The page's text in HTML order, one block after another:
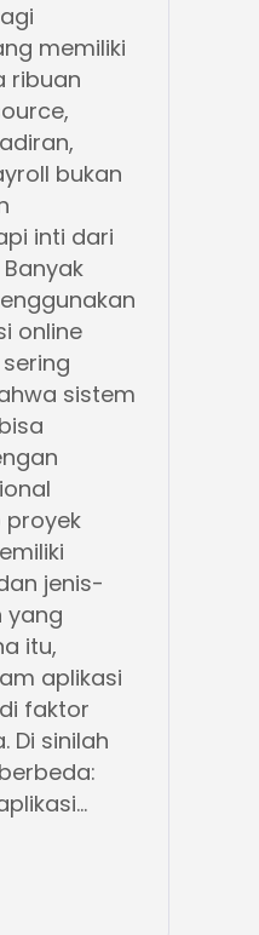
memiliki
ribuan
bukan
inti dari
online
sistem
proyek
jenis-
yang
itu,
aplikasi
faktor
Di sinilah